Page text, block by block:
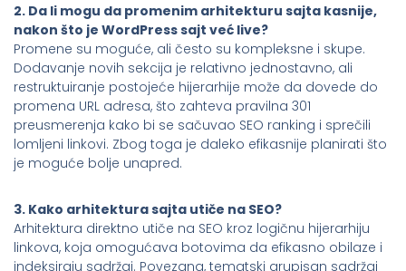
2. Da li mogu da promenim arhitekturu sajta kasnije,
nakon što je WordPress sajt već live?
Promene su moguće, ali često su kompleksne i skupe.
Dodavanje novih sekcija je relativno jednostavno, ali
restruktuiranje postojeće hijerarhije može da dovede do
promena URL adresa, što zahteva pravilna 301
preusmerenja kako bi se sačuvao SEO ranking i sprečili
lomljeni linkovi. Zbog toga je daleko efikasnije planirati što
je moguće bolje unapred.
3. Kako arhitektura sajta utiče na SEO?
Arhitektura direktno utiče na SEO kroz logičnu hijerarhiju
linkova, koja omogućava botovima da efikasno obilaze i
indeksiraju sadržaj. Povezana, tematski grupisan sadržaj